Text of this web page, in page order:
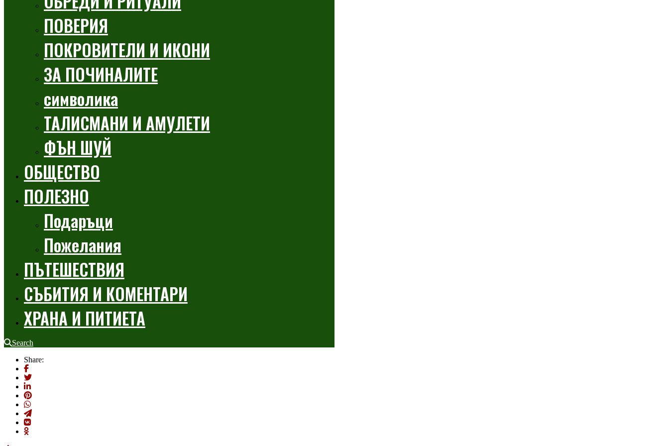
ПОВЕРИЯ
ПОКРОВИТЕЛИ И ИКОНИ
ЗА ПОЧИНАЛИТЕ
символика
ТАЛИСМАНИ И АМУЛЕТИ
ФЪН ШУЙ
ОБЩЕСТВО
ПОЛЕЗНО
Подаръци
Пожелания
ПЪТЕШЕСТВИЯ
СЪБИТИЯ И КОМЕНТАРИ
ХРАНА И ПИТИЕТА
Search
Share: